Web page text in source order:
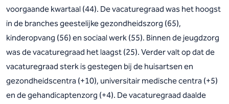
voorgaande kwartaal (44). De vacaturegraad was het hoogst
in de branches geestelijke gezondheidszorg (65),
kinderopvang (56) en sociaal werk (55). Binnen de jeugdzorg
was de vacaturegraad het laagst (25). Verder valt op dat de
vacaturegraad sterk is gestegen bij de huisartsen en
gezondheidscentra (+10), universitair medische centra (+5)
en de gehandicaptenzorg (+4). De vacaturegraad daalde